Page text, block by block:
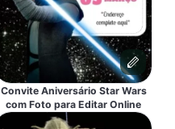
Convite Aniversário Star Wars
com Foto para Editar Online